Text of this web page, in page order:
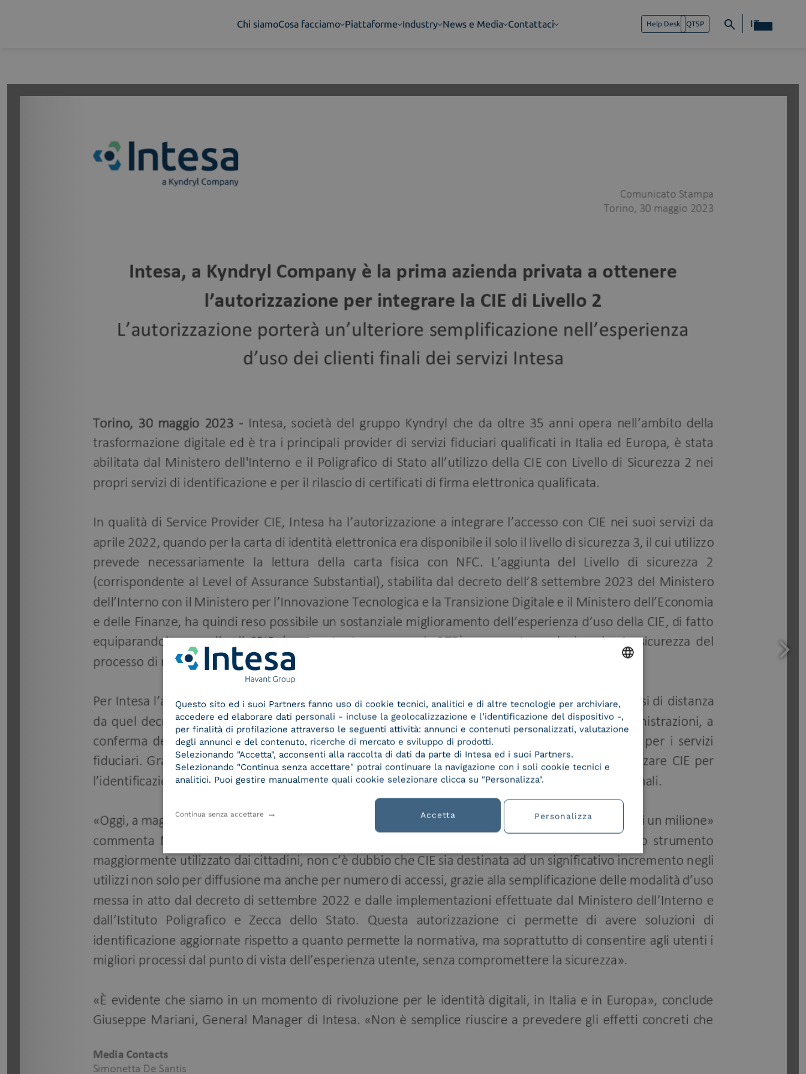
Chi siamoCosa facciamo Piattaforme Industry News e Media Contattaci Help Desk QTSP IT
Cosa facciamo
ITALIAN
Questo sito ed i suoi Partners fanno uso di cookie tecnici, analitici e di altre tecnologie per archiviare,
accedere ed elaborare dati personali - incluse la geolocalizzazione e l’identificazione del dispositivo -,
per finalità di profilazione attraverso le seguenti attività: annunci e contenuti personalizzati, valutazione
degli annunci e del contenuto, ricerche di mercato e sviluppo di prodotti.
Selezionando "Accetta", acconsenti alla raccolta di dati da parte di Intesa ed i suoi Partners.
Selezionando "Continua senza accettare" potrai continuare la navigazione con i soli cookie tecnici e
analitici. Puoi gestire manualmente quali cookie selezionare clicca su "Personalizza".
Accetta
Continua senza accettare Personalizza